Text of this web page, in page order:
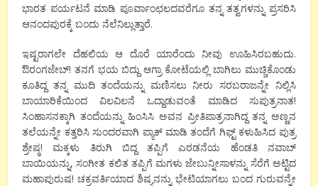
ಭಾರತ ಪರ್ಯಟನೆ ಮಾಡಿ ಪೂರ್ವಾಂಛಲದವರೆಗೂ ತನ್ನ ತತ್ವಗಳನ್ನು ಪ್ರಸರಿಸಿ
ಆನಂದಪುರಕ್ಕೆ ಬಂದು ನೆಲೆನಿಲ್ಲುತ್ತಾರೆ.
ಇಷ್ಟರಾಗಲೇ ದೆಹಲಿಯ ಆ ದೊರೆ ಯಾರೆಂದು ನೀವು ಊಹಿಸಿರಬಹುದು.
ಔರಂಗಜೇಬ್! ತನಗೆ ಭಯ ಬಿದ್ದು ಆಗ್ರಾ ಕೋಟೆಯಲ್ಲಿ ಬಾಗಿಲು ಮುಚ್ಚಿಕೊಂಡು
ಕೂತಿದ್ದ ತನ್ನ ಮುದಿ ತಂದೆಯನ್ನು ಮಣಿಸಲು ನೀರು ಸರಬರಾಜನ್ನೇ ನಿಲ್ಲಿಸಿ
ಬಾಯಾರಿಕೆಯಿಂದ ವಿಲವಿಲನೆ ಒದ್ದಾಡುವಂತೆ ಮಾಡಿದ ಸುಪುತ್ರನಾತ!
ಸಿಂಹಾಸನಕ್ಕಾಗಿ ತಂದೆಯನ್ನು ಹಿಂಸಿಸಿ ಅವನ ಪ್ರೀತಿಪಾತ್ರನಾಗಿದ್ದ ತನ್ನ ಅಣ್ಣನ
ತಲೆಯನ್ನೇ ಕತ್ತರಿಸಿ ಸುಂದರವಾಗಿ ಪ್ಯಾಕ್ ಮಾಡಿ ತಂದೆಗೆ ಗಿಫ್ಟ್ ಕಳುಹಿಸಿದ ಪುತ್ರ
ಶ್ರೇಷ್ಠ! ಮಕ್ಕಳು ತಿರುಗಿ ಬಿದ್ದ ತಪ್ಪಿಗೆ ಎರಡನೆಯ ಹೆಂಡತಿ ನವಾಬ್
ಬಾಯಿಯನ್ನು, ಸಂಗೀತ ಕಲಿತ ತಪ್ಪಿಗೆ ಮಗಳು ಜೇಬುನ್ನೀಸಾಳನ್ನು ಸೆರೆಗೆ ಅಟ್ಟಿದ
ಮಹಾಪುರುಷ! ಚಕ್ರವರ್ತಿಯಾದ ಶಿಷ್ಯನನ್ನು ಭೇಟಿಯಾಗಲು ಬಂದ ಗುರುವನ್ನೇ